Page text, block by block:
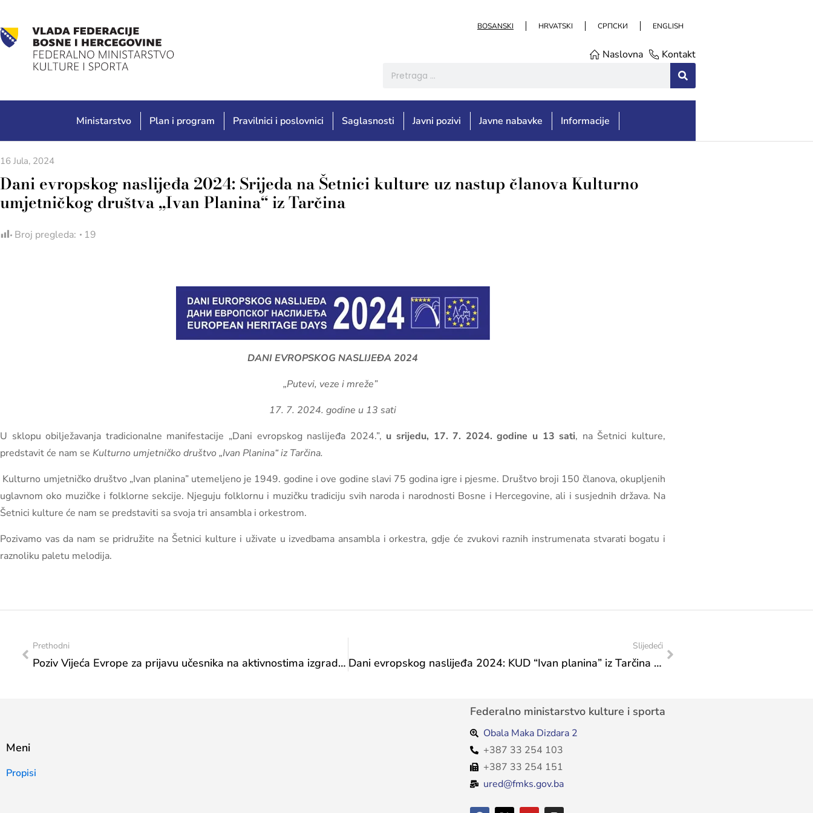
BOSANSKI HRVATSKI СРПСКИ ENGLISH
Naslovna Kontakt
Ministarstvo Plan i program Pravilnici i poslovnici Saglasnosti Javni pozivi Javne nabavke Informacije
16 Jula, 2024
Dani evropskog naslijeđa 2024: Srijeda na Šetnici kulture uz nastup članova Kulturno
umjetničkog društva „Ivan Planina“ iz Tarčina
Broj pregleda: 19
DANI EVROPSKOG NASLIJEĐA 2024
„Putevi, veze i mreže”
17. 7. 2024. godine u 13 sati
U sklopu obilježavanja tradicionalne manifestacije „Dani evropskog naslijeđa 2024.”, u srijedu, 17. 7. 2024. godine u 13 sati, na Šetnici kulture,
predstavit će nam se Kulturno umjetničko društvo „Ivan Planina“ iz Tarčina.
Kulturno umjetničko društvo „Ivan planina” utemeljeno je 1949. godine i ove godine slavi 75 godina igre i pjesme. Društvo broji 150 članova, okupljenih
uglavnom oko muzičke i folklorne sekcije. Njeguju folklornu i muzičku tradiciju svih naroda i narodnosti Bosne i Hercegovine, ali i susjednih država. Na
Šetnici kulture će nam se predstaviti sa svoja tri ansambla i orkestrom.
Pozivamo vas da nam se pridružite na Šetnici kulture i uživate u izvedbama ansambla i orkestra, gdje će zvukovi raznih instrumenata stvarati bogatu i
raznoliku paletu melodija.
Prethodni
Poziv Vijeća Evrope za prijavu učesnika na aktivnostima izgradnje kapaciteta za jačanje međunarodne saradnje u vremenima rata
Slijedeći
Dani evropskog naslijeđa 2024: KUD “Ivan planina” iz Tarčina oduševio goste na Šetnici kulture
Meni
Propisi
Federalno ministarstvo kulture i sporta
Obala Maka Dizdara 2
+387 33 254 103
+387 33 254 151
ured@fmks.gov.ba